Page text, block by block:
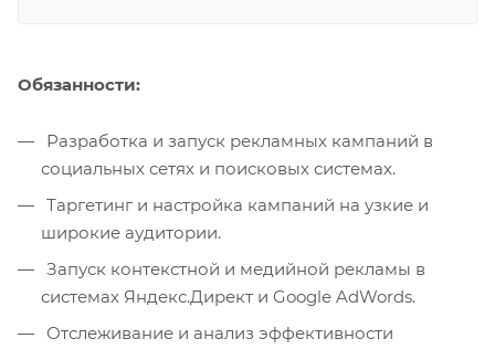
Обязанности:
Разработка и запуск рекламных кампаний в
социальных сетях и поисковых системах.
Таргетинг и настройка кампаний на узкие и
широкие аудитории.
Запуск контекстной и медийной рекламы в
системах Яндекс.Директ и Google AdWords.
Отслеживание и анализ эффективности